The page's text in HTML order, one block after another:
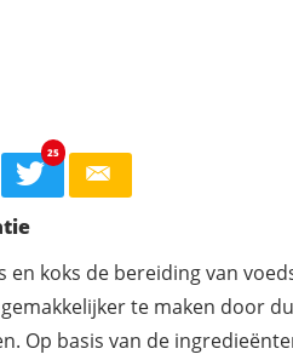
25
en koks de bereiding van
te maken door
Op basis van de